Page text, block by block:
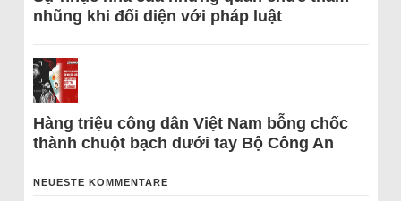
nhũng khi đối diện với pháp luật
Hàng triệu công dân Việt Nam bỗng chốc
thành chuột bạch dưới tay Bộ Công An
NEUESTE KOMMENTARE